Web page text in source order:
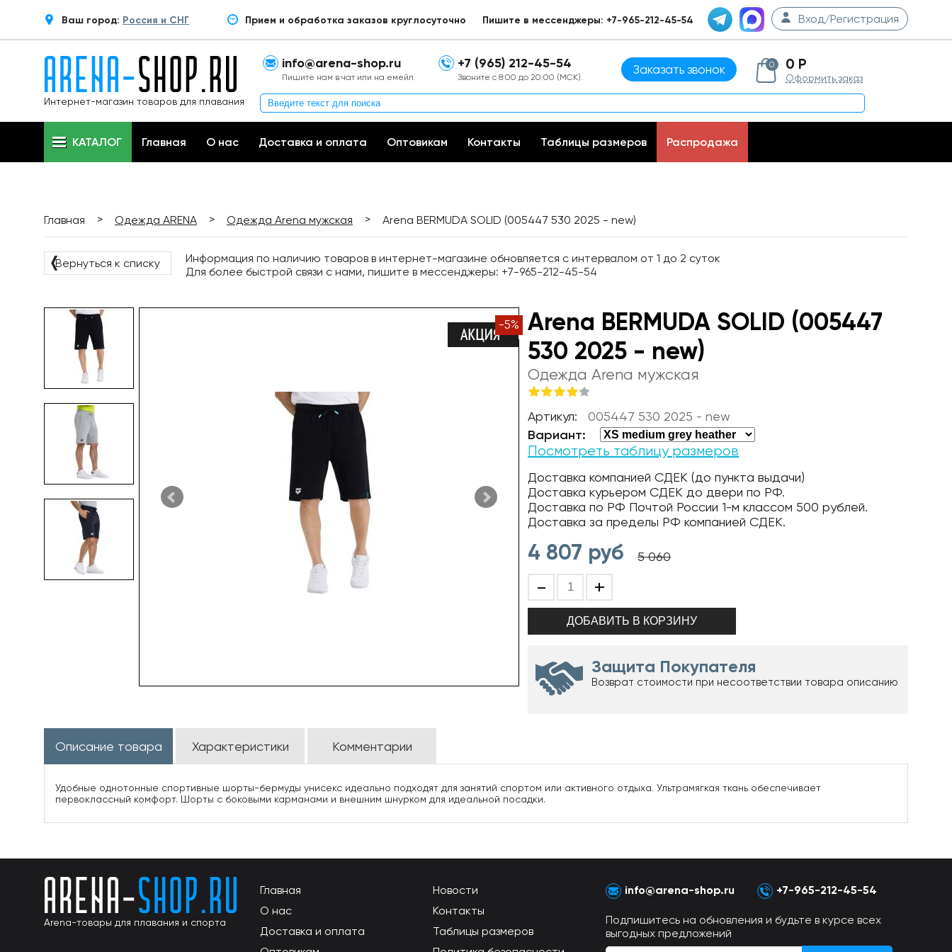
Ваш город: Россия и СНГ Прием и обработка заказов круглосуточно Пишите в мессенджеры: +7-965-212-45-54 Вход/Регистрация
Интернет-магазин товаров для плавания
info@arena-shop.ru
Пишите нам в чат или на емейл.
+7 (965) 212-45-54
Звоните с 8:00 до 20:00 (МСК).
Заказать звонок 0 0 Р
Оформить заказ
КАТАЛОГ Главная О нас Доставка и оплата Оптовикам Контакты Таблицы размеров Распродажа
Главная > Одежда ARENA > Одежда Arena мужская > Arena BERMUDA SOLID (005447 530 2025 - new)
❬Вернуться к списку
Информация по наличию товаров в интернет-магазине обновляется с интервалом от 1 до 2 суток
Для более быстрой связи с нами, пишите в мессенджеры: +7-965-212-45-54
-5%
Arena BERMUDA SOLID (005447
530 2025 - new)
Одежда Arena мужская
Артикул: 005447 530 2025 - new
Вариант:
Посмотреть таблицу размеров
Доставка компанией СДЕК (до пункта выдачи)
Доставка курьером СДЕК до двери по РФ.
Доставка по РФ Почтой России 1-м классом 500 рублей.
Доставка за пределы РФ компанией СДЕК.
4 807 руб 5 060
- +
Защита Покупателя
Возврат стоимости при несоответствии товара описанию
Описание товара Характеристики Комментарии
Удобные однотонные спортивные шорты-бермуды унисекс идеально подходят для занятий спортом или активного отдыха. Ультрамягкая ткань обеспечивает
первоклассный комфорт. Шорты с боковыми карманами и внешним шнурком для идеальной посадки.
Arena-товары для плавания и спорта
Главная
О нас
Доставка и оплата
Новости
Контакты
Таблицы размеров
info@arena-shop.ru +7-965-212-45-54
Подпишитесь на обновления и будьте в курсе всех
выгодных предложений